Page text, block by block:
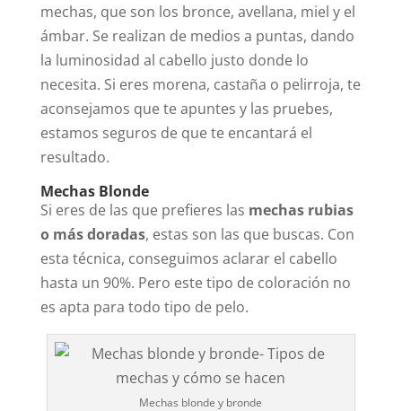
mechas, que son los bronce, avellana, miel y el
ámbar. Se realizan de medios a puntas, dando
la luminosidad al cabello justo donde lo
necesita. Si eres morena, castaña o pelirroja, te
aconsejamos que te apuntes y las pruebes,
estamos seguros de que te encantará el
resultado.
Mechas Blonde
Si eres de las que prefieres las mechas rubias
o más doradas, estas son las que buscas. Con
esta técnica, conseguimos aclarar el cabello
hasta un 90%. Pero este tipo de coloración no
es apta para todo tipo de pelo.
Mechas blonde y bronde